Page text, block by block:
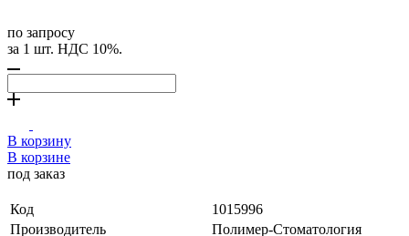
по запросу
за 1 шт. НДС 10%.
В корзину
В корзине
под заказ
Код
1015996
Производитель
Полимер-Стоматология